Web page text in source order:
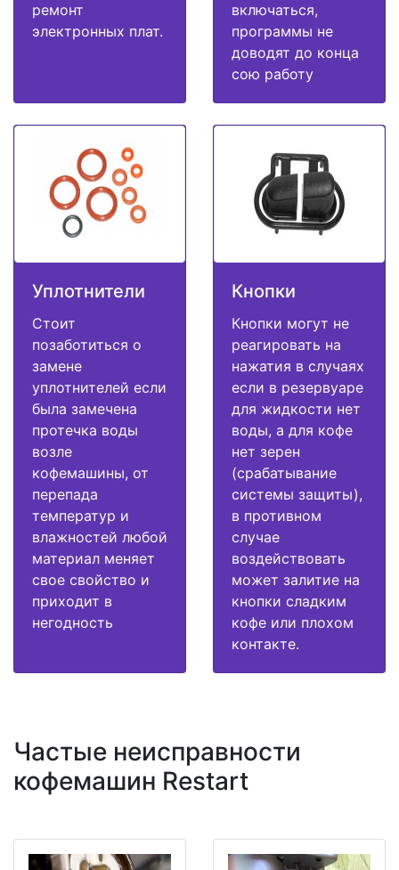
ремонт
электронных плат.
включаться,
программы не
доводят до конца
сою работу
Уплотнители
Стоит
позаботиться о
замене
уплотнителей если
была замечена
протечка воды
возле
кофемашины, от
перепада
температур и
влажностей любой
материал меняет
свое свойство и
приходит в
негодность
Кнопки
Кнопки могут не
реагировать на
нажатия в случаях
если в резервуаре
для жидкости нет
воды, а для кофе
нет зерен
(срабатывание
системы защиты),
в противном
случае
воздействовать
может залитие на
кнопки сладким
кофе или плохом
контакте.
Частые неисправности
кофемашин Restart